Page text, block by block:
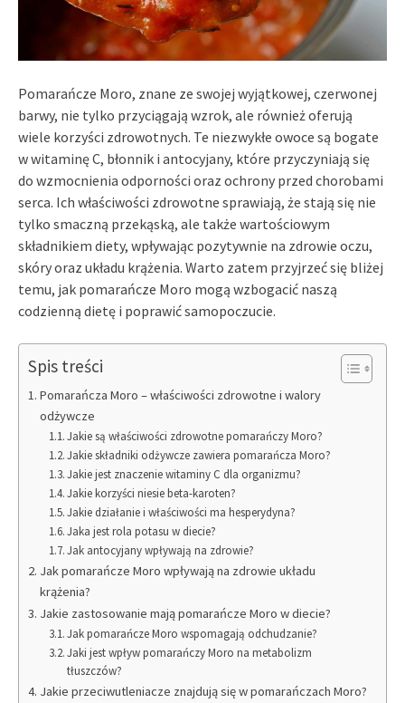
Pomarańcze Moro, znane ze swojej wyjątkowej, czerwonej
barwy, nie tylko przyciągają wzrok, ale również oferują
wiele korzyści zdrowotnych. Te niezwykłe owoce są bogate
w witaminę C, błonnik i antocyjany, które przyczyniają się
do wzmocnienia odporności oraz ochrony przed chorobami
serca. Ich właściwości zdrowotne sprawiają, że stają się nie
tylko smaczną przekąską, ale także wartościowym
składnikiem diety, wpływając pozytywnie na zdrowie oczu,
skóry oraz układu krążenia. Warto zatem przyjrzeć się bliżej
temu, jak pomarańcze Moro mogą wzbogacić naszą
codzienną dietę i poprawić samopoczucie.
Spis treści
Pomarańcza Moro – właściwości zdrowotne i walory
odżywcze
Jakie są właściwości zdrowotne pomarańczy Moro?
Jakie składniki odżywcze zawiera pomarańcza Moro?
Jakie jest znaczenie witaminy C dla organizmu?
Jakie korzyści niesie beta-karoten?
Jakie działanie i właściwości ma hesperydyna?
Jaka jest rola potasu w diecie?
Jak antocyjany wpływają na zdrowie?
Jak pomarańcze Moro wpływają na zdrowie układu
krążenia?
Jakie zastosowanie mają pomarańcze Moro w diecie?
Jak pomarańcze Moro wspomagają odchudzanie?
Jaki jest wpływ pomarańczy Moro na metabolizm
tłuszczów?
Jakie przeciwutleniacze znajdują się w pomarańczach Moro?